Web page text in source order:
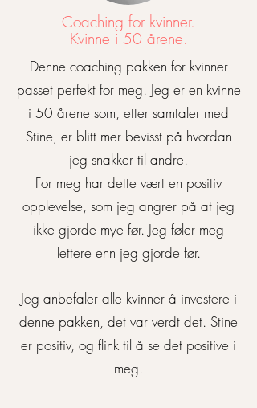
Coaching for kvinner.
Kvinne i 50 årene.
Denne coaching pakken for kvinner
passet perfekt for meg. Jeg er en kvinne
i 50 årene som, etter samtaler med
Stine, er blitt mer bevisst på hvordan
jeg snakker til andre.
For meg har dette vært en positiv
opplevelse, som jeg angrer på at jeg
ikke gjorde mye før. Jeg føler meg
lettere enn jeg gjorde før.
Jeg anbefaler alle kvinner å investere i
denne pakken, det var verdt det. Stine
er positiv, og flink til å se det positive i
meg.